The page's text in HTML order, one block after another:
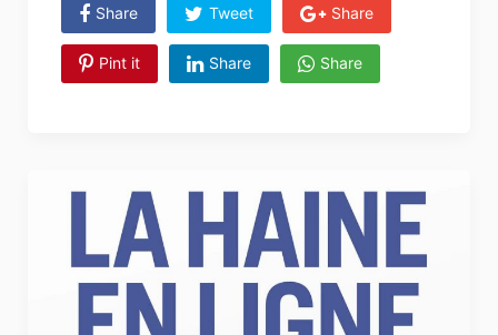
Share Tweet Share
Pint it Share Share